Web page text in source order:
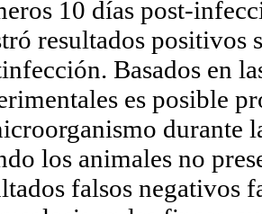
10 días post-
resultados positivos
Basados en
es posible
durante
los animales no
falsos negativos